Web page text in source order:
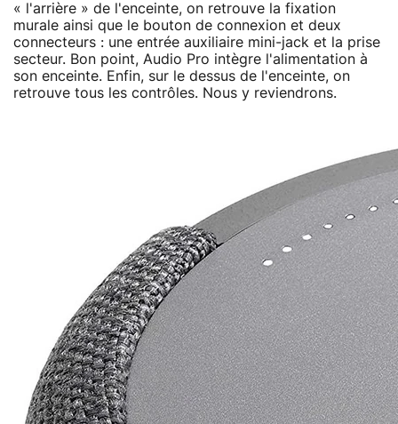
« l'arrière » de l'enceinte, on retrouve la fixation
murale ainsi que le bouton de connexion et deux
connecteurs : une entrée auxiliaire mini-jack et la prise
secteur. Bon point, Audio Pro intègre l'alimentation à
son enceinte. Enfin, sur le dessus de l'enceinte, on
retrouve tous les contrôles. Nous y reviendrons.